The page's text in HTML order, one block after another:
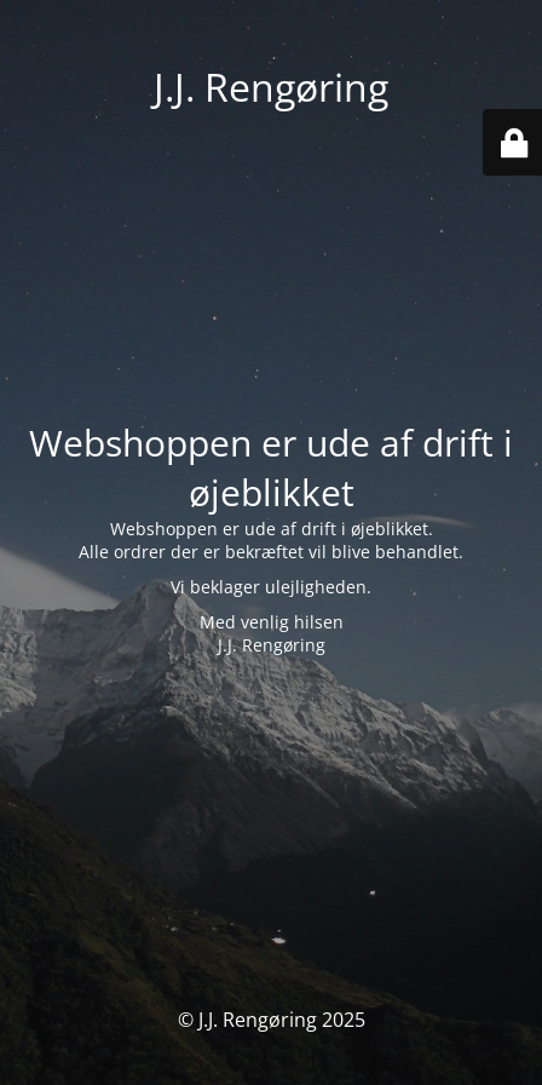
J.J. Rengøring
Webshoppen er ude af drift i
øjeblikket
Webshoppen er ude af drift i øjeblikket.
Alle ordrer der er bekræftet vil blive behandlet.
Vi beklager ulejligheden.
Med venlig hilsen
J.J. Rengøring
© J.J. Rengøring 2025